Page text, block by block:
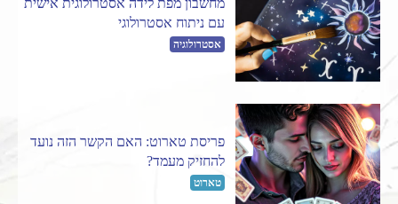
מחשבון מפת לידה אסטרולוגית אישית
עם ניתוח אסטרולוגי
אסטרולוגיה
פריסת טארוט: האם הקשר הזה נועד
להחזיק מעמד?
טארוט